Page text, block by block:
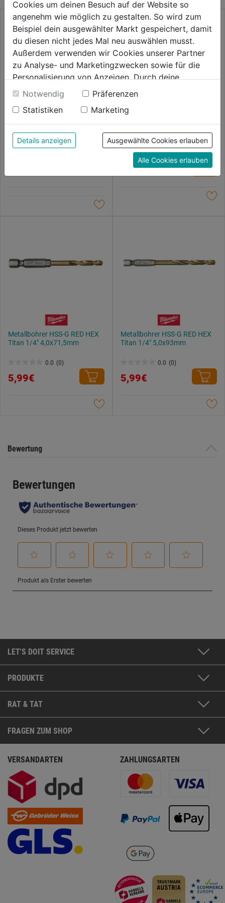
Blindnietenbohrer DIN 1897 m.
Kreuzanschliff
Metallbohrer HSS-G RED HEX
Titan 1/4" 3,0x65 mm
0.0 (0)
5,99€
Metallbohrer HSS-G RED HEX
Titan 1/4" 4,0x71,5mm
0.0 (0)
von
5,99€
Metallbohrer HSS-G RED HEX
Titan 1/4" 5,0x93mm
0.0 (0)
von
5,99€
Bewertung
LET'S DOIT SERVICE
PRODUKTE
RAT & TAT
FRAGEN ZUM SHOP
VERSANDARTEN ZAHLUNGSARTEN
Cookies um deinen Besuch auf der Website so
angenehm wie möglich zu gestalten. So wird zum
Beispiel dein ausgewählter Markt gespeichert, damit
du diesen nicht jedes Mal neu auswählen musst.
Außerdem verwenden wir Cookies unserer Partner
zu Analyse- und Marketingzwecken sowie für die
Personalisierung von Anzeigen. Durch deine
Einwilligung werden die Daten von Drittanbieter,
unter anderem auch in den USA, verarbeitet.
Durch Klick auf "Alle Cookies erlauben" stimmst du
der Verwendung aller Cookies zu. Unter "Details
anzeigen" findest du alle Infos zu den
unterschiedlichen Cookies, unter "Cookies
Konfigurieren" kannst du auswählen, welche Cookies
du zulassen möchtest und welche nicht.
Datenschutzerklärung.
Notwendig
Präferenzen
Statistiken
Marketing
Details anzeigen Ausgewählte Cookies erlauben
Alle Cookies erlauben